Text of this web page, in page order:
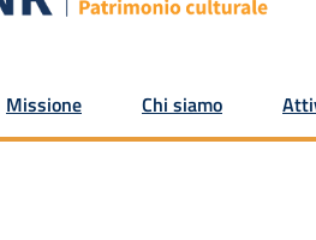
Missione Chi siamo